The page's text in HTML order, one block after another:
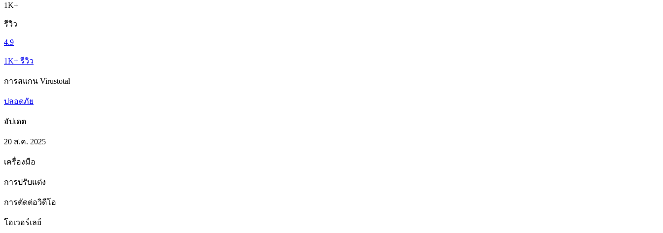
1K+
รีวิว
4.9
1K+ รีวิว
การสแกน Virustotal
ปลอดภัย
อัปเดต
20 ส.ค. 2025
เครื่องมือ
การปรับแต่ง
การตัดต่อวิดีโอ
โอเวอร์เลย์